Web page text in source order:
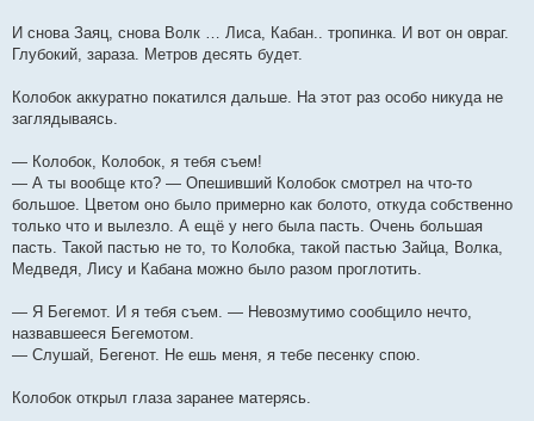
И снова Заяц, снова Волк … Лиса, Кабан.. тропинка. И вот он овраг.
Глубокий, зараза. Метров десять будет.
Колобок аккуратно покатился дальше. На этот раз особо никуда не
заглядываясь.
— Колобок, Колобок, я тебя съем!
— А ты вообще кто? — Опешивший Колобок смотрел на что-то
большое. Цветом оно было примерно как болото, откуда собственно
только что и вылезло. А ещё у него была пасть. Очень большая
пасть. Такой пастью не то, то Колобка, такой пастью Зайца, Волка,
Медведя, Лису и Кабана можно было разом проглотить.
— Я Бегемот. И я тебя съем. — Невозмутимо сообщило нечто,
назвавшееся Бегемотом.
— Слушай, Бегенот. Не ешь меня, я тебе песенку спою.
Колобок открыл глаза заранее матерясь.